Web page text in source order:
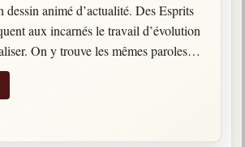
dessin animé d’actualité. Des Esprits
aux incarnés le travail d’évolution
On y trouve les mêmes paroles
Esprits dans Nosso…